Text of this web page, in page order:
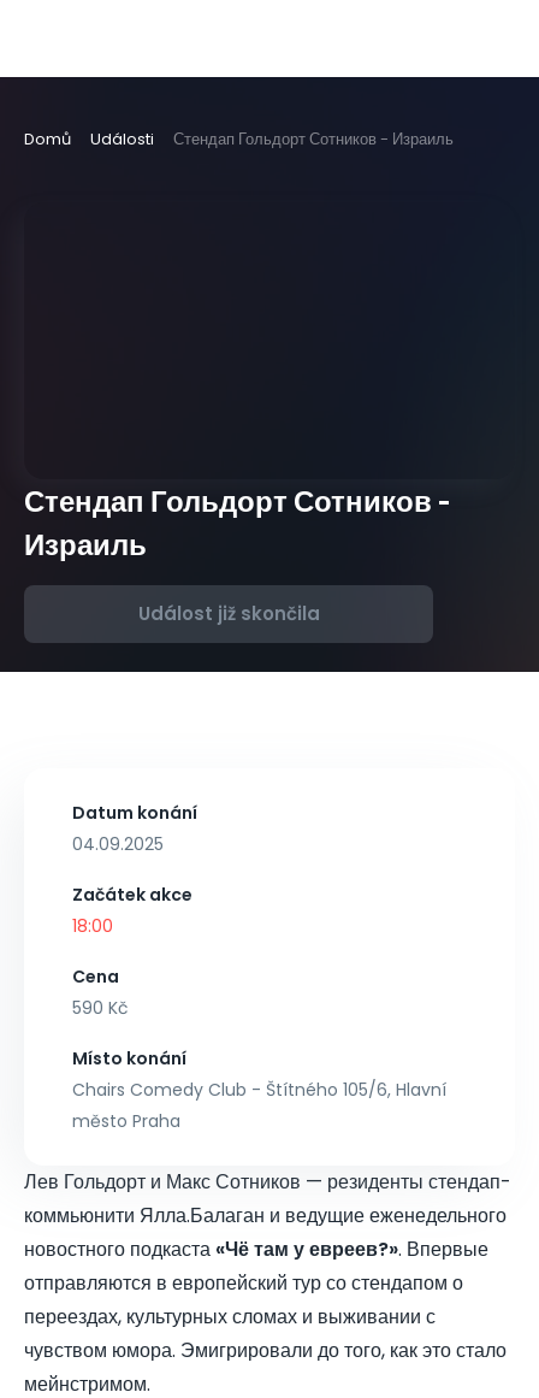
Domů Události Стендап Гольдорт Сотников - Израиль
Стендап Гольдорт Сотников -
Израиль
Událost již skončila
Datum konání
04.09.2025
Začátek akce
18:00
Cena
590 Kč
Místo konání
Chairs Comedy Club - Štítného 105/6, Hlavní
město Praha
Лев Гольдорт и Макс Сотников — резиденты стендап-
коммьюнити Ялла.Балаган и ведущие еженедельного
новостного подкаста «Чё там у евреев?». Впервые
отправляются в европейский тур со стендапом о
переездах, культурных сломах и выживании с
чувством юмора. Эмигрировали до того, как это стало
мейнстримом.